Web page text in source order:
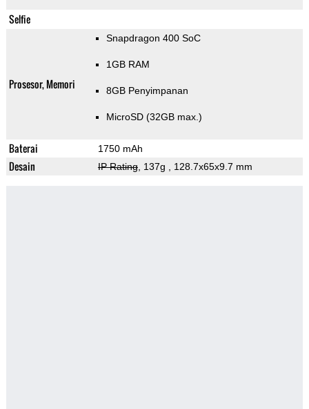
Selfie
Prosesor, Memori
Snapdragon 400 SoC
1GB RAM
8GB Penyimpanan
MicroSD (32GB max.)
Baterai 1750 mAh
Desain IP Rating, 137g , 128.7x65x9.7 mm